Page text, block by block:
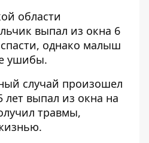
области
выпал из окна 6
однако малыш
ушибы.
случай произошел
лет выпал из окна на
травмы,